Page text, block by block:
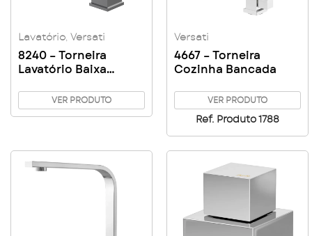
Lavatório, Versati
8240 – Torneira
Lavatório Baixa
VER PRODUTO
Versati
4667 – Torneira
Cozinha Bancada
VER PRODUTO
Ref. Produto 1788